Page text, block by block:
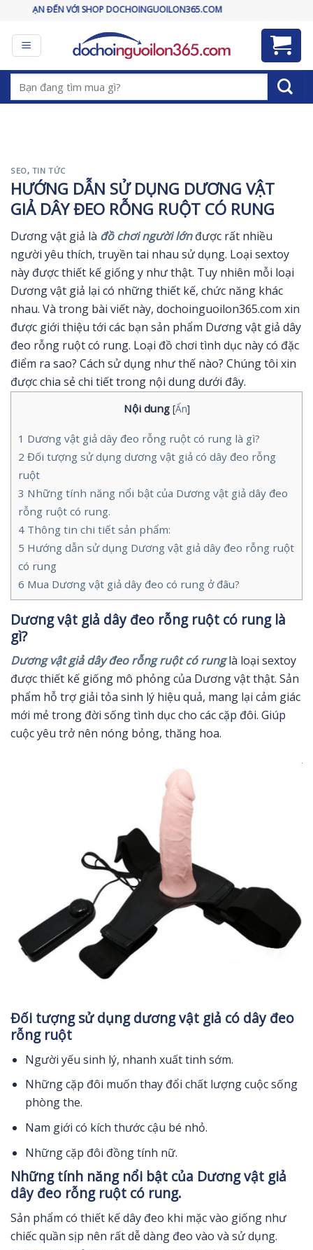
content
ĐẾN VỚI SHOP DOCHOINGUOILON365.COM
Tìm
kiếm:
SEO, TIN TỨC
HƯỚNG DẪN SỬ DỤNG DƯƠNG VẬT
GIẢ DÂY ĐEO RỖNG RUỘT CÓ RUNG
Dương vật giả là đồ chơi người lớnđược rất nhiều
người yêu thích, truyền tai nhau sử dụng. Loại sextoy
này được thiết kế giống y như thật. Tuy nhiên mỗi loại
Dương vật giả lại có những thiết kế, chức năng khác
nhau. Và trong bài viết này, dochoinguoilon365.com xin
được giới thiệu tới các bạn sản phẩm Dương vật giả dây
đeo rỗng ruột có rung. Loại đồ chơi tình dục này có đặc
điểm ra sao? Cách sử dụng như thế nào? Chúng tôi xin
được chia sẻ chi tiết trong nội dung dưới đây.
Nội dung [Ẩn]
1 Dương vật giả dây đeo rỗng ruột có rung là gì?
2 Đối tượng sử dụng dương vật giả có dây đeo rỗng
ruột
3 Những tính năng nổi bật của Dương vật giả dây đeo
rỗng ruột có rung.
4 Thông tin chi tiết sản phẩm:
5 Hướng dẫn sử dụng Dương vật giả dây đeo rỗng ruột
có rung
6 Mua Dương vật giả dây đeo có rung ở đâu?
Dương vật giả dây đeo rỗng ruột có rung là
gì?
Dương vật giả dây đeo rỗng ruột có runglà loại sextoy
được thiết kế giống mô phỏng của Dương vật thật. Sản
phẩm hỗ trợ giải tỏa sinh lý hiệu quả, mang lại cảm giác
mới mẻ trong đời sống tình dục cho các cặp đôi. Giúp
cuộc yêu trở nên nóng bỏng, thăng hoa.
Đối tượng sử dụng dương vật giả có dây đeo
rỗng ruột
Người yếu sinh lý, nhanh xuất tinh sớm.
Những cặp đôi muốn thay đổi chất lượng cuộc sống
phòng the.
Nam giới có kích thước cậu bé nhỏ.
Những cặp đôi đồng tính nữ.
Những tính năng nổi bật của Dương vật giả
dây đeo rỗng ruột có rung.
Sản phẩm có thiết kế dây đeo khi mặc vào giống như
chiếc quần sịp nên rất dễ dàng đeo vào và sử dụng.